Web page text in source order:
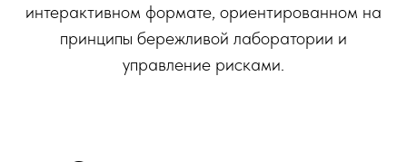
интерактивном формате, ориентированном на
принципы бережливой лаборатории и
управление рисками.